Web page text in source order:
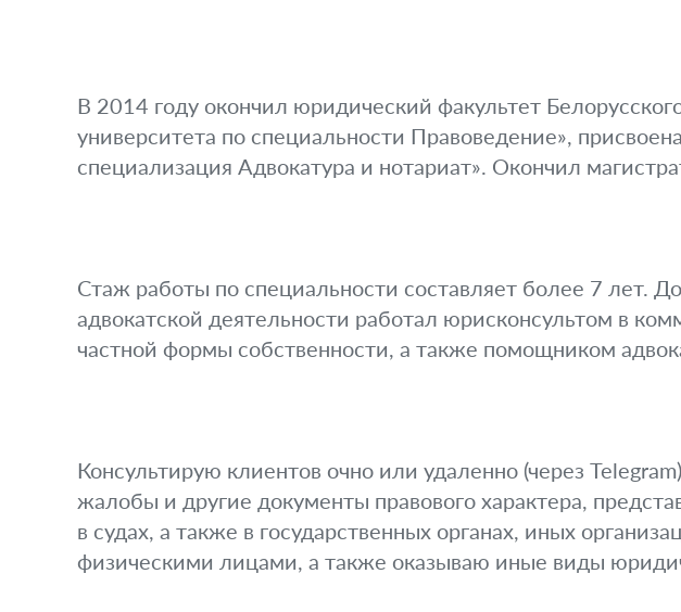
В 2014 году окончил юридический факультет
университета по специальности Правоведение»,
специализация Адвокатура и нотариат». Окончил
Стаж работы по специальности составляет более 7 лет.
адвокатской деятельности работал юрисконсультом в
частной формы собственности, а также помощником
Консультирую клиентов очно или удаленно (через
жалобы и другие документы правового характера,
в судах, а также в государственных органах, иных
физическими лицами, а также оказываю иные виды